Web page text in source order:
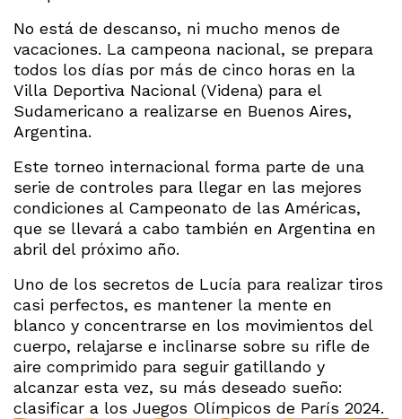
No está de descanso, ni mucho menos de
vacaciones. La campeona nacional, se prepara
todos los días por más de cinco horas en la
Villa Deportiva Nacional (Videna) para el
Sudamericano a realizarse en Buenos Aires,
Argentina.
Este torneo internacional forma parte de una
serie de controles para llegar en las mejores
condiciones al Campeonato de las Américas,
que se llevará a cabo también en Argentina en
abril del próximo año.
Uno de los secretos de Lucía para realizar tiros
casi perfectos, es mantener la mente en
blanco y concentrarse en los movimientos del
cuerpo, relajarse e inclinarse sobre su rifle de
aire comprimido para seguir gatillando y
alcanzar esta vez, su más deseado sueño:
clasificar a los Juegos Olímpicos de París 2024.